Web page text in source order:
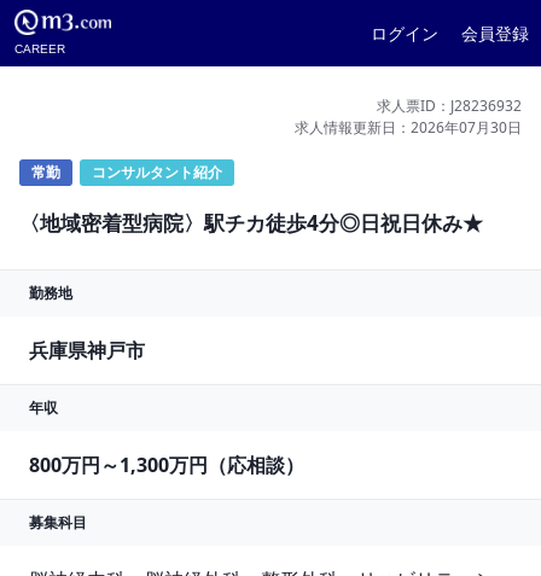
CAREER
ログイン 会員登録
求人票ID：J28236932
求人情報更新日：2026年07月30日
常勤 コンサルタント紹介
〈地域密着型病院〉駅チカ徒歩4分◎日祝日休み★
勤務地
兵庫県神戸市
年収
800万円～1,300万円（応相談）
募集科目